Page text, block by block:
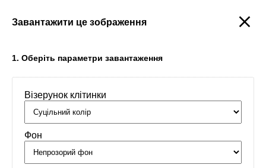
Головна / Орнаменти / Інше
Завантажити це зображення
1. Оберіть параметри завантаження
Візерунок клітинки
Фон